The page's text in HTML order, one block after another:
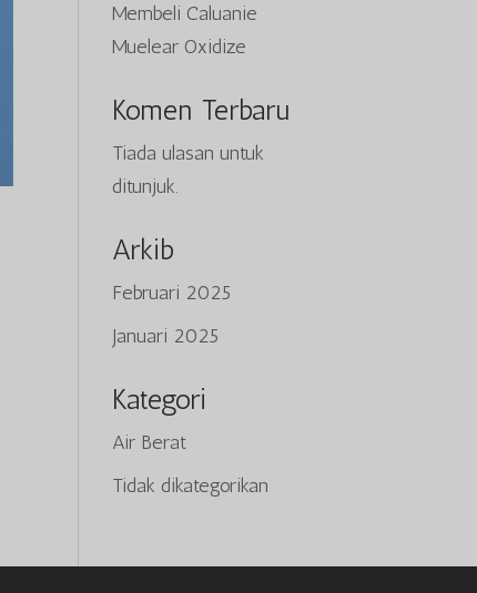
Membeli Caluanie
Muelear Oxidize
Komen Terbaru
Tiada ulasan untuk
ditunjuk.
Arkib
Februari 2025
Januari 2025
Kategori
Air Berat
Tidak dikategorikan
ភាសាខ្មែរ
O‘zbekcha
Русский